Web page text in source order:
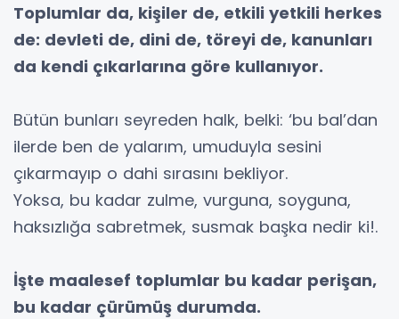
Toplumlar da, kişiler de, etkili yetkili herkes
de: devleti de, dini de, töreyi de, kanunları
da kendi çıkarlarına göre kullanıyor.
Bütün bunları seyreden halk, belki: ‘bu bal’dan
ilerde ben de yalarım, umuduyla sesini
çıkarmayıp o dahi sırasını bekliyor.
Yoksa, bu kadar zulme, vurguna, soyguna,
haksızlığa sabretmek, susmak başka nedir ki!.
İşte maalesef toplumlar bu kadar perişan,
bu kadar çürümüş durumda.